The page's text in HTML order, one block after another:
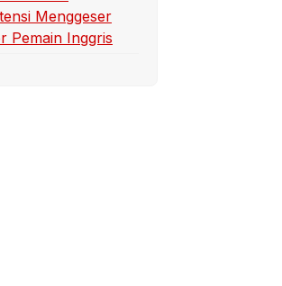
Menggeser
Pemain Inggris